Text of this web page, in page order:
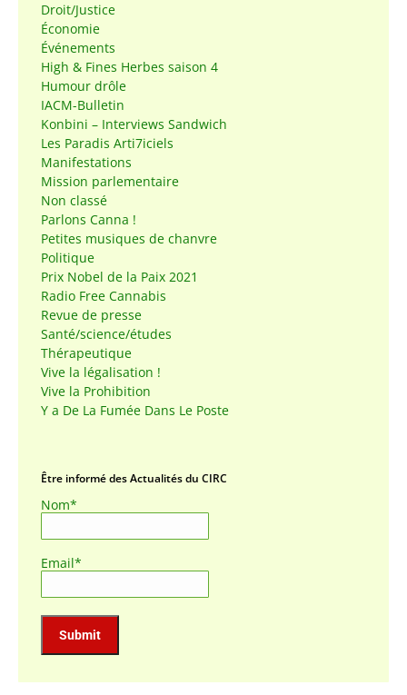
Droit/Justice
Économie
Événements
High & Fines Herbes saison 4
Humour drôle
IACM-Bulletin
Konbini – Interviews Sandwich
Les Paradis Arti7iciels
Manifestations
Mission parlementaire
Non classé
Parlons Canna !
Petites musiques de chanvre
Politique
Prix Nobel de la Paix 2021
Radio Free Cannabis
Revue de presse
Santé/science/études
Thérapeutique
Vive la légalisation !
Vive la Prohibition
Y a De La Fumée Dans Le Poste
Être informé des Actualités du CIRC
Nom*
Email*